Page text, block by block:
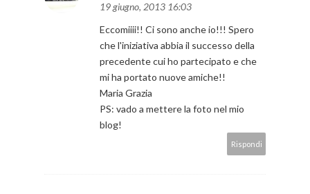
19 giugno, 2013 16:03
Eccomiiii!! Ci sono anche io!!! Spero
che l'iniziativa abbia il successo della
precedente cui ho partecipato e che
mi ha portato nuove amiche!!
Maria Grazia
PS: vado a mettere la foto nel mio
blog!
Rispondi